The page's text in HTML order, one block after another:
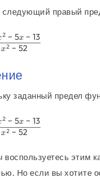
следующий правый
x2 − 52
2 − 5x − 13
заданный предел
x2 − 52
2 − 5x − 13
воспользуетесь этим
Но если вы хотите